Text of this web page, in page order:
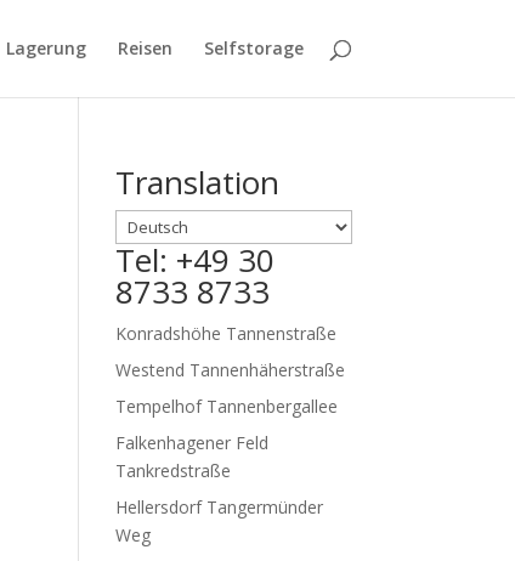
Lagerung Reisen Selfstorage
Translation
Tel: +49 30
8733 8733
Konradshöhe Tannenstraße
Westend Tannenhäherstraße
Tempelhof Tannenbergallee
Falkenhagener Feld
Tankredstraße
Hellersdorf Tangermünder
Weg